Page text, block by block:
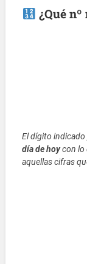
¿Qué
El dígito indicado
día de hoycon lo
aquellas cifras